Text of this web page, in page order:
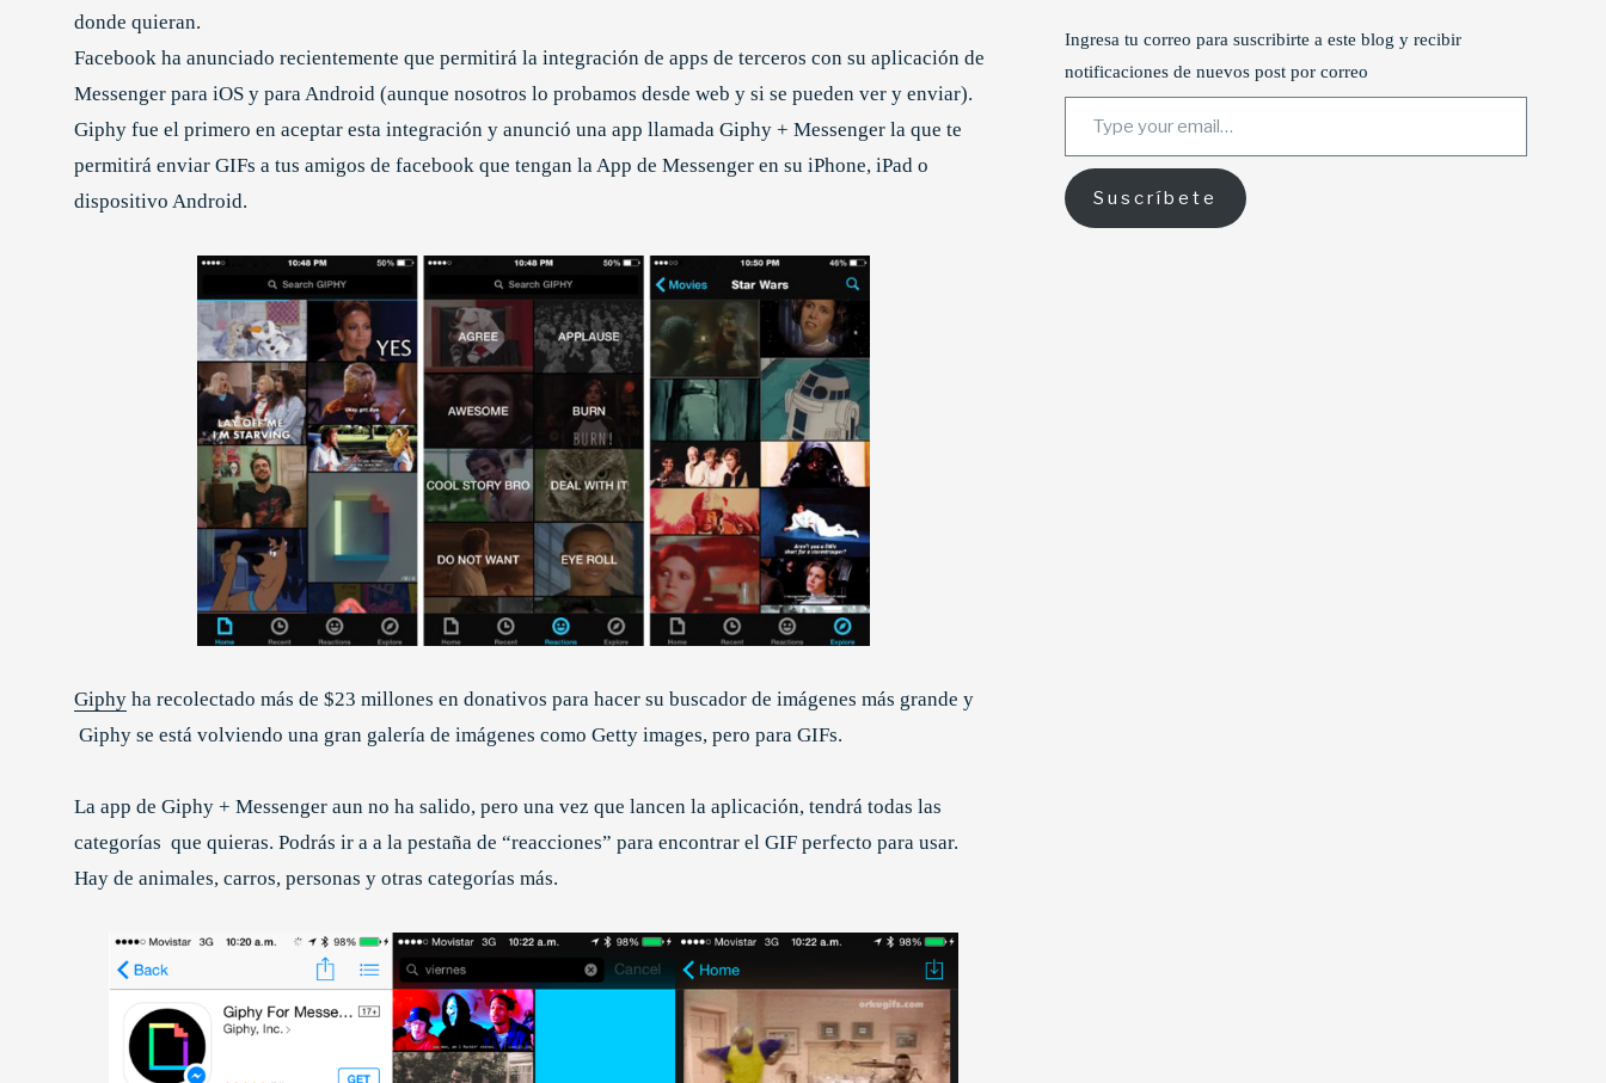
donde quieran.
Facebook ha anunciado recientemente que permitirá la integración de apps de terceros con su aplicación de
Messenger para iOS y para Android (aunque nosotros lo probamos desde web y si se pueden ver y enviar).
Giphy fue el primero en aceptar esta integración y anunció una app llamada Giphy + Messenger la que te
permitirá enviar GIFs a tus amigos de facebook que tengan la App de Messenger en su iPhone, iPad o
dispositivo Android.
Giphy ha recolectado más de $23 millones en donativos para hacer su buscador de imágenes más grande y
Giphy se está volviendo una gran galería de imágenes como Getty images, pero para GIFs.
La app de Giphy + Messenger aun no ha salido, pero una vez que lancen la aplicación, tendrá todas las
categorías que quieras. Podrás ir a a la pestaña de “reacciones” para encontrar el GIF perfecto para usar.
Hay de animales, carros, personas y otras categorías más.
Ingresa tu correo para suscribirte a este blog y recibir
notificaciones de nuevos post por correo
Type your email…
Suscríbete